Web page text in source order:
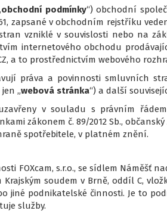
obchodní podmínky“) obchodní
zapsané v obchodním rejstříku
vzniklé v souvislosti nebo na
internetového obchodu
a to prostřednictvím webového
práva a povinnosti smluvních
„webová stránka“) a další
v souladu s právním
zákonem č. 89/2012 Sb.,
spotřebitele, v platném znění.
FOXcam, s.r.o., se sídlem Náměšť
soudem v Brně, oddíl C,
jiné podnikatelské činnosti. Je to
služby.